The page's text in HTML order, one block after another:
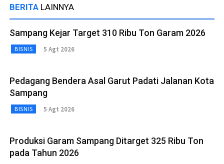
BERITA LAINNYA
Sampang Kejar Target 310 Ribu Ton Garam 2026
BISNIS 5 Agt 2026
Pedagang Bendera Asal Garut Padati Jalanan Kota
Sampang
BISNIS 5 Agt 2026
Produksi Garam Sampang Ditarget 325 Ribu Ton
pada Tahun 2026